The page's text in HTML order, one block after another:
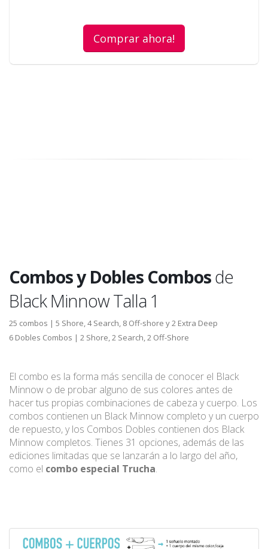
Comprar ahora!
Combos y Dobles Combosde
Black Minnow Talla 1
25 combos | 5 Shore, 4 Search, 8 Off-shore y 2 Extra Deep
6 Dobles Combos | 2 Shore, 2 Search, 2 Off-Shore
El combo es la forma más sencilla de conocer el Black
Minnow o de probar alguno de sus colores antes de
hacer tus propias combinaciones de cabeza y cuerpo. Los
combos contienen un Black Minnow completo y un cuerpo
de repuesto, y los Combos Dobles contienen dos Black
Minnow completos. Tienes 31 opciones, además de las
ediciones limitadas que se lanzarán a lo largo del año,
como el combo especial Trucha.